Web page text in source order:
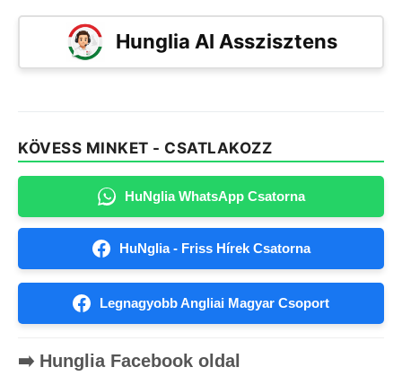
Hunglia AI Asszisztens
KÖVESS MINKET - CSATLAKOZZ
HuNglia WhatsApp Csatorna
HuNglia - Friss Hírek Csatorna
Legnagyobb Angliai Magyar Csoport
➡️ Hunglia Facebook oldal